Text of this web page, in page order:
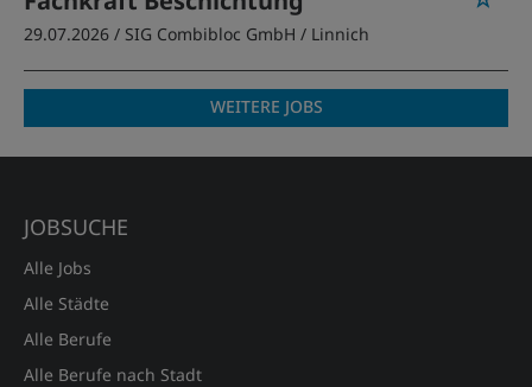
29.07.2026 / SIG Combibloc GmbH / Linnich
WEITERE JOBS
JOBSUCHE
Alle Jobs
Alle Städte
Alle Berufe
Alle Berufe nach Stadt